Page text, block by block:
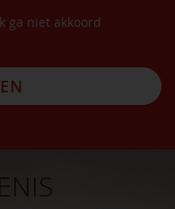
ga niet akkoord